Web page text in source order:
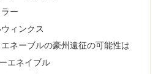
ー
ィンクス
ネーブルの豪州遠征の可能性は
エネイブル